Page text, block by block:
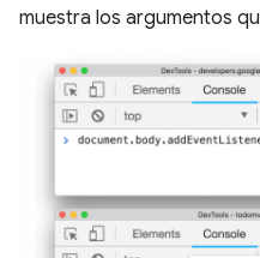
muestra los argumentos